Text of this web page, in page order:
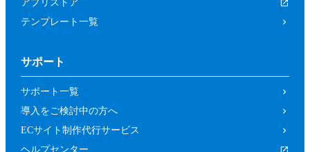
アプリストア
テンプレート一覧
サポート
サポート一覧
導入をご検討中の方へ
ECサイト制作代行サービス
ヘルプセンター